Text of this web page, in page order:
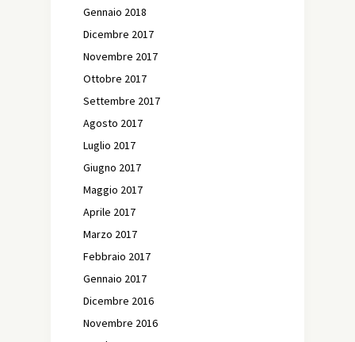
Gennaio 2018
Dicembre 2017
Novembre 2017
Ottobre 2017
Settembre 2017
Agosto 2017
Luglio 2017
Giugno 2017
Maggio 2017
Aprile 2017
Marzo 2017
Febbraio 2017
Gennaio 2017
Dicembre 2016
Novembre 2016